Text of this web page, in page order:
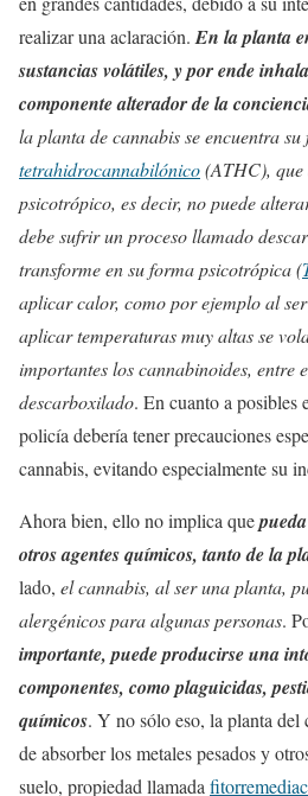
realizar una aclaración. En la planta
sustancias volátiles, y por ende
componente alterador de la
la planta de cannabis se encuentra
tetrahidrocannabilónico(ATHC), que
psicotrópico, es decir, no puede
debe sufrir un proceso llamado
transforme en su forma psicotrópica (
aplicar calor, como por ejemplo al
aplicar temperaturas muy altas se
importantes los cannabinoides, entre
descarboxilado. En cuanto a posibles
policía debería tener precauciones
cannabis, evitando especialmente su
Ahora bien, ello no implica que
otros agentes químicos, tanto de la
lado, el cannabis, al ser una planta,
alergénicos para algunas personas.
importante, puede producirse una
componentes, como plaguicidas,
químicos. Y no sólo eso, la planta del
de absorber los metales pesados y
suelo, propiedad llamada